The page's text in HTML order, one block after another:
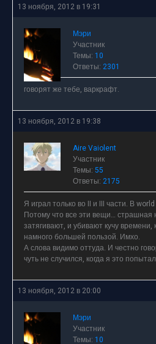
13 ноября, 2012 в 19:31
Мэри
Участник
Темы: 10
Ответы: 2301
говорят же тебе, варкрафт.
13 ноября, 2012 в 19:38
Aire Vaiolent
Участник
Темы: 55
Ответы: 2175
Я играл только во II и III части. В
Потому что все эти вещи… страшная
затягивают, и убивают кучу
намного большей пользой. Имхо.
А слова видимо оттуда. И честно
чуть не случился, когда я это
13 ноября, 2012 в 20:00
Мэри
Участник
Темы: 10